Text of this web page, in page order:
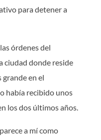
para detener a
órdenes del
ciudad donde reside
grande en el
había recibido unos
los dos últimos años.
a mí como